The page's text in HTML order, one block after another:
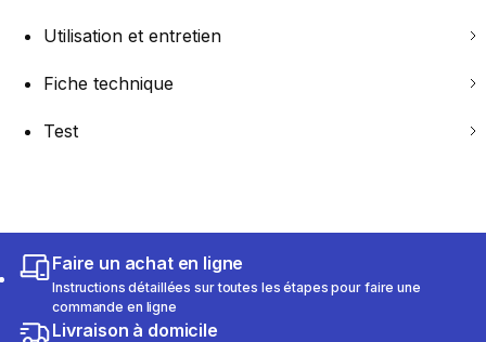
Utilisation et entretien
Fiche technique
Test
Faire un achat en ligne
Instructions détaillées sur toutes les étapes pour faire une
commande en ligne
Livraison à domicile